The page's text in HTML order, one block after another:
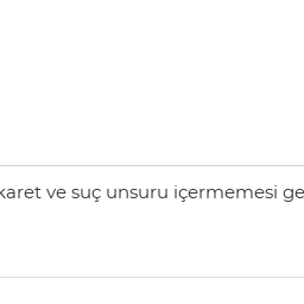
ve suç unsuru içermemesi